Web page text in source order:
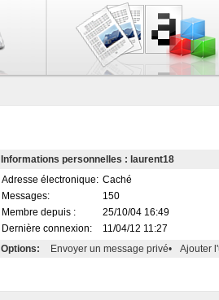
Informations personnelles : laurent18
Adresse électronique: Caché
Messages:
150
Membre depuis :
25/10/04 16:49
Dernière connexion:
11/04/12 11:27
Options:
Envoyer un message privé• Ajouter